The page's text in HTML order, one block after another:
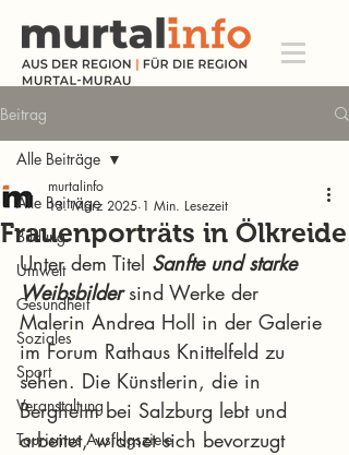
Beitrag
Alle Beiträge
Bildung
Umwelt
Gesundheit
Soziales
Sport
Veranstaltung
Tourismus Ausflugsziele
Alle Beiträge
Frauenporträts in Ölkreide
murtalinfo
13. März 2025 1 Min. Lesezeit
Unter dem Titel Sanfte und starke
Weibsbilder sind Werke der
Malerin Andrea Holl in der Galerie
im Forum Rathaus Knittelfeld zu
sehen. Die Künstlerin, die in
Bergheim bei Salzburg lebt und
arbeitet, widmet sich bevorzugt